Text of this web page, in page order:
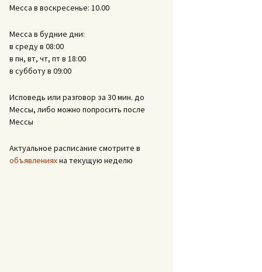
Месса в воскресенье: 10.00
Месса в будние дни:
в среду в 08:00
в пн, вт, чт, пт в 18:00
в субботу в 09:00
Исповедь или разговор за 30 мин. до
Мессы, либо можно попросить после
Мессы
Актуальное расписание смотрите в
объявленияхна текущую неделю